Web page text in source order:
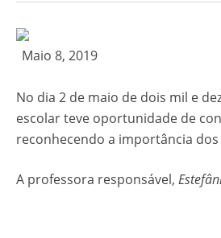
Maio 8, 2019
No dia 2 de maio de dois mil e
escolar teve oportunidade de
reconhecendo a importância
A professora responsável,